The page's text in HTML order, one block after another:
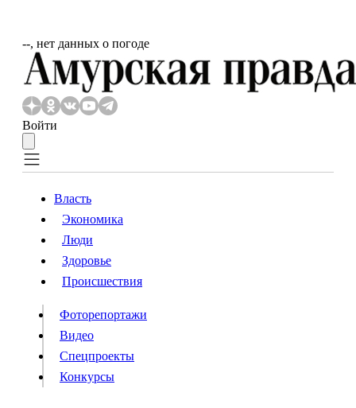
‐‐, нет данных о погоде
Войти
Власть
Происшествия
Видео
Конкурсы
Власть
Экономика
Люди
Здоровье
Происшествия
Фоторепортажи
Видео
Спецпроекты
Конкурсы